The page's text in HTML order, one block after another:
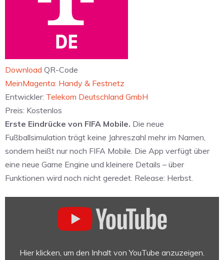
Download QR-Code
‎MeinMagenta: Handy & Festnetz
Entwickler: Telekom Deutschland GmbH
Preis: Kostenlos
Erste Eindrücke von FIFA Mobile. Die neue
Fußballsimulation trägt keine Jahreszahl mehr im Namen,
sondern heißt nur noch FIFA Mobile. Die App verfügt über
eine neue Game Engine und kleinere Details – über
Funktionen wird noch nicht geredet. Release: Herbst.
Hier klicken, um den Inhalt von YouTube anzuzeigen.